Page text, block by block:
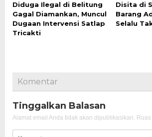
Diduga Ilegal di Belitung
Gagal Diamankan, Muncul
Dugaan Intervensi Satlap
Tricakti
Disita di
Barang
Selalu
Komentar
Tinggalkan Balasan
Alamat email Anda tidak akan dipublikasikan.